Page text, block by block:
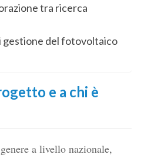
tra ricerca
del fotovoltaico
e a chi è
a livello nazionale,